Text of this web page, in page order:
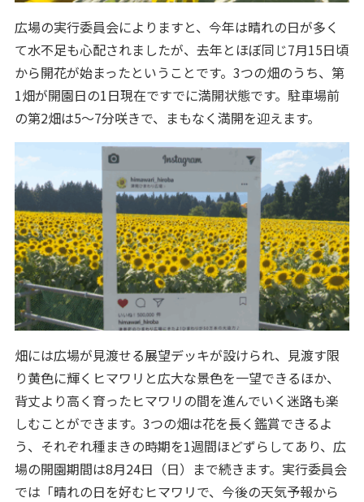
広場の実行委員会によりますと、今年は晴れの日が多く
て水不足も心配されましたが、去年とほぼ同じ7月15日頃
から開花が始まったということです。3つの畑のうち、第
1畑が開園日の1日現在ですでに満開状態です。駐車場前
の第2畑は5～7分咲きで、まもなく満開を迎えます。
畑には広場が見渡せる展望デッキが設けられ、見渡す限
り黄色に輝くヒマワリと広大な景色を一望できるほか、
背丈より高く育ったヒマワリの間を進んでいく迷路も楽
しむことができます。3つの畑は花を長く鑑賞できるよ
う、それぞれ種まきの時期を1週間ほどずらしてあり、広
場の開園期間は8月24日（日）まで続きます。実行委員会
では「晴れの日を好むヒマワリで、今後の天気予報から